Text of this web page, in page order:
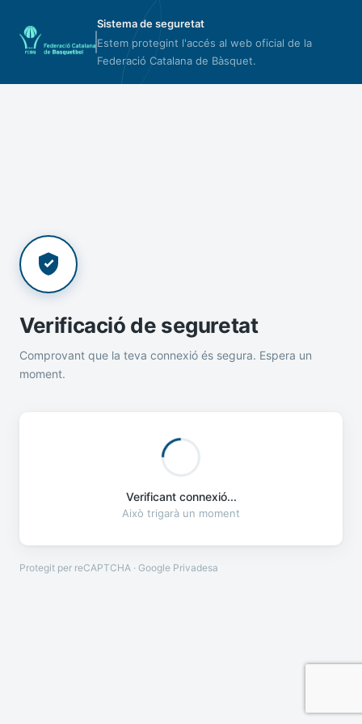
Sistema de seguretat
Estem protegint l'accés al web oficial de la
Federació Catalana de Bàsquet.
Verificació de seguretat
Comprovant que la teva connexió és segura. Espera un
moment.
Verificant connexió...
Això trigarà un moment
Protegit per reCAPTCHA · Google Privadesa